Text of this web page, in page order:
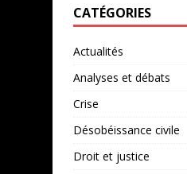
CATÉGORIES
Actualités
Analyses et débats
Crise
Désobéissance civile
Droit et justice